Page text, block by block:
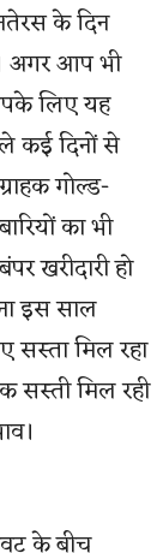
के दिन
अगर आप भी
लिए यह
कई दिनों से
गोल्ड-
का भी
खरीदारी हो
इस साल
सस्ता मिल रहा
सस्ती मिल रही